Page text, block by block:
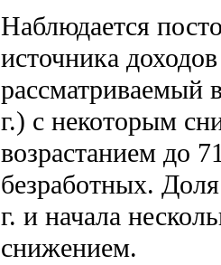
Наблюдается
источника
рассматриваемый
г.) с некоторым
возрастанием до
безработных.
г. и начала
снижением.